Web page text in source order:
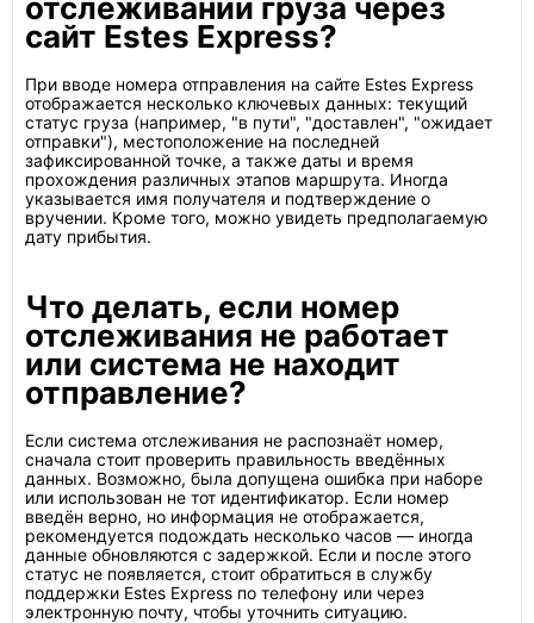
отслеживании груза через
сайт Estes Express?
При вводе номера отправления на сайте Estes Express
отображается несколько ключевых данных: текущий
статус груза (например, "в пути", "доставлен", "ожидает
отправки"), местоположение на последней
зафиксированной точке, а также даты и время
прохождения различных этапов маршрута. Иногда
указывается имя получателя и подтверждение о
вручении. Кроме того, можно увидеть предполагаемую
дату прибытия.
Что делать, если номер
отслеживания не работает
или система не находит
отправление?
Если система отслеживания не распознаёт номер,
сначала стоит проверить правильность введённых
данных. Возможно, была допущена ошибка при наборе
или использован не тот идентификатор. Если номер
введён верно, но информация не отображается,
рекомендуется подождать несколько часов — иногда
данные обновляются с задержкой. Если и после этого
статус не появляется, стоит обратиться в службу
поддержки Estes Express по телефону или через
электронную почту, чтобы уточнить ситуацию.